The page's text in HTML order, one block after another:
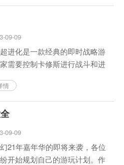
在游戏中获得更多的资源和装
下是神兵卷轴手游的攻略大...
09-09
进化是一款经典的即时战略游
需要控制卡修斯进行战斗和进
情
09-09
21年嘉年华的即将来袭，各位
开始规划自己的游玩计划。作